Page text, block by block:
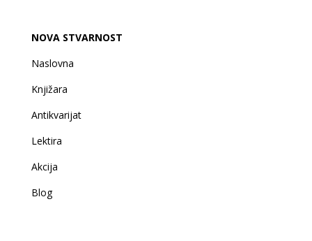
NOVA STVARNOST
Naslovna
Knjižara
Antikvarijat
Lektira
Akcija
Blog